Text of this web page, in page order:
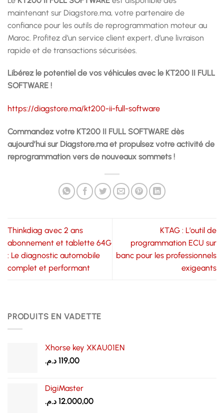
maintenant sur Diagstore.ma, votre partenaire de
confiance pour les outils de reprogrammation moteur au
Maroc. Profitez d’un service client expert, d’une livraison
rapide et de transactions sécurisées.
Libérez le potentiel de vos véhicules avec le KT200 II FULL
SOFTWARE !
https://diagstore.ma/kt200-ii-full-software
Commandez votre KT200 II FULL SOFTWARE dès
aujourd’hui sur Diagstore.ma et propulsez votre activité de
reprogrammation vers de nouveaux sommets !
Thinkdiag avec 2 ans
abonnement et tablette 64G
: Le diagnostic automobile
complet et performant
KTAG : L’outil de
programmation ECU sur
banc pour les professionnels
exigeants
PRODUITS EN VADETTE
Xhorse key XKAU01EN
119,00 د.م.
DigiMaster
12.000,00 د.م.